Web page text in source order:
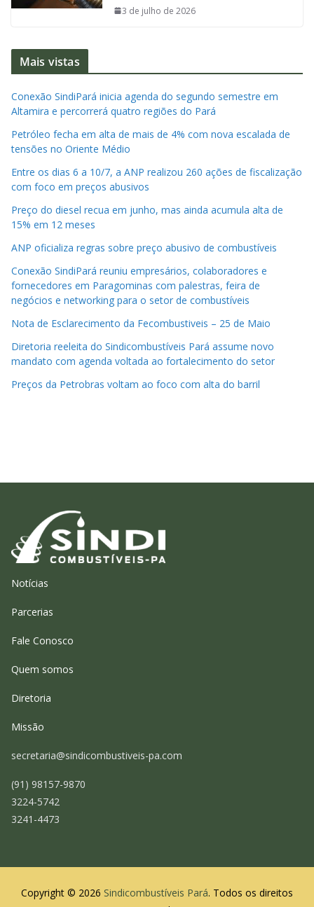
3 de julho de 2026
Mais vistas
Conexão SindiPará inicia agenda do segundo semestre em
Altamira e percorrerá quatro regiões do Pará
Petróleo fecha em alta de mais de 4% com nova escalada de
tensões no Oriente Médio
Entre os dias 6 a 10/7, a ANP realizou 260 ações de fiscalização
com foco em preços abusivos
Preço do diesel recua em junho, mas ainda acumula alta de
15% em 12 meses
ANP oficializa regras sobre preço abusivo de combustíveis
Conexão SindiPará reuniu empresários, colaboradores e
fornecedores em Paragominas com palestras, feira de
negócios e networking para o setor de combustíveis
Nota de Esclarecimento da Fecombustiveis – 25 de Maio
Diretoria reeleita do Sindicombustíveis Pará assume novo
mandato com agenda voltada ao fortalecimento do setor
Preços da Petrobras voltam ao foco com alta do barril
Notícias
Parcerias
Fale Conosco
Quem somos
Diretoria
Missão
secretaria@sindicombustiveis-pa.com
(91) 98157-9870
3224-5742
3241-4473
Copyright © 2026 Sindicombustíveis Pará. Todos os direitos